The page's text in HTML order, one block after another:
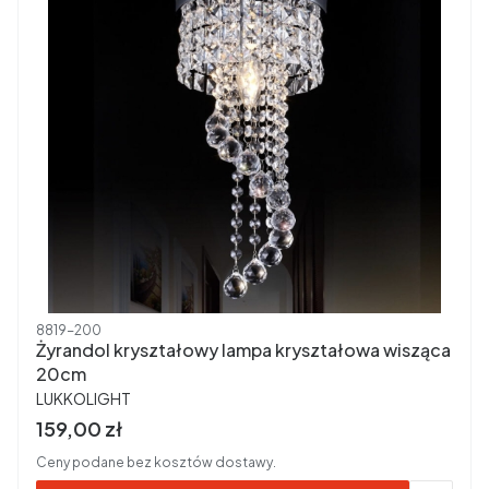
Kod produktu
8819-200
Żyrandol kryształowy lampa kryształowa wisząca
20cm
PRODUCENT
LUKKOLIGHT
Cena brutto
159,00 zł
Ceny podane bez kosztów dostawy.